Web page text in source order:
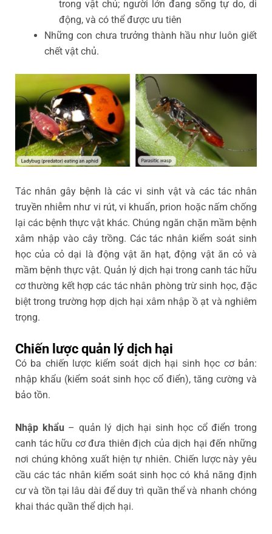
trong vật chủ; người lớn đang sống tự do, di
động, và có thể được ưu tiên
Những con chưa trưởng thành hầu như luôn giết
chết vật chủ.
Tác nhân gây bệnh là các vi sinh vật và các tác nhân
truyền nhiễm như vi rút, vi khuẩn, prion hoặc nấm chống
lại các bệnh thực vật khác. Chúng ngăn chặn mầm bệnh
xâm nhập vào cây trồng. Các tác nhân kiểm soát sinh
học của cỏ dại là động vật ăn hạt, động vật ăn cỏ và
mầm bệnh thực vật. Quản lý dịch hại trong canh tác hữu
cơ thường kết hợp các tác nhân phòng trừ sinh học, đặc
biệt trong trường hợp dịch hại xâm nhập ồ ạt và nghiêm
trọng.
Chiến lược quản lý dịch hại
Có ba chiến lược kiểm soát dịch hại sinh học cơ bản:
nhập khẩu (kiểm soát sinh học cổ điển), tăng cường và
bảo tồn.
Nhập khẩu – quản lý dịch hại sinh học cổ điển trong
canh tác hữu cơ đưa thiên địch của dịch hại đến những
nơi chúng không xuất hiện tự nhiên. Chiến lược này yêu
cầu các tác nhân kiểm soát sinh học có khả năng định
cư và tồn tại lâu dài để duy trì quần thể và nhanh chóng
khai thác quần thể dịch hại.